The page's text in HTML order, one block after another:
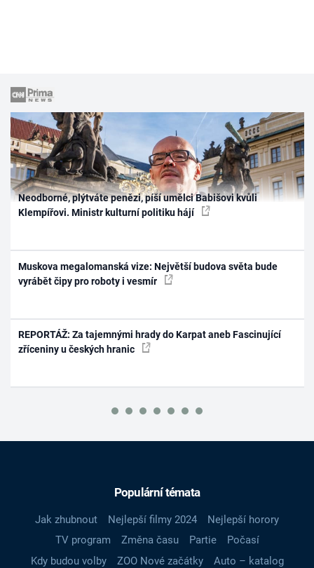
Neodborné, plýtváte penězi, píší umělci Babišovi kvůli
Klempířovi. Ministr kulturní politiku hájí
Muskova megalomanská vize: Největší budova světa bude
vyrábět čipy pro roboty i vesmír
REPORTÁŽ: Za tajemnými hrady do Karpat aneb Fascinující
zříceniny u českých hranic
Populární témata
Jak zhubnout Nejlepší filmy 2024
Nejlepší horory
TV program
Změna času Partie
Počasí
Kdy budou volby
ZOO Nové začátky
Auto – katalog